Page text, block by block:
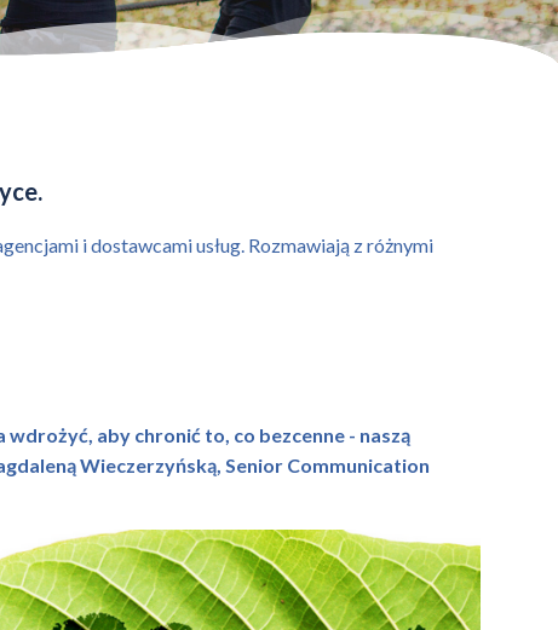
i dostawcami usług. Rozmawiają z różnymi
aby chronić to, co bezcenne - naszą
Wieczerzyńską, Senior Communication